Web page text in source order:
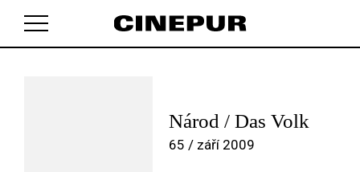
Národ / Das Volk
65 / září 2009